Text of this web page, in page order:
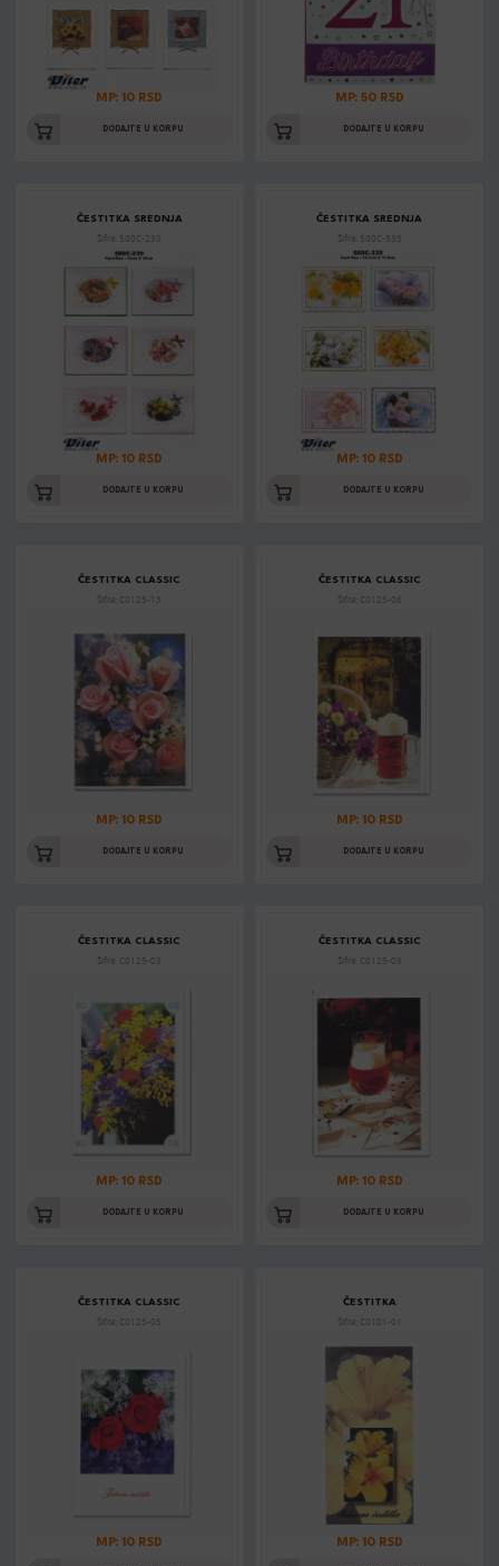
MP: 10 RSD
DODAJTE U KORPU
MP: 50 RSD
DODAJTE U KORPU
ČESTITKA SREDNJA
Šifra: 500C-230
MP: 10 RSD
DODAJTE U KORPU
ČESTITKA SREDNJA
Šifra: 500C-335
MP: 10 RSD
DODAJTE U KORPU
ČESTITKA CLASSIC
Šifra: C0125-13
MP: 10 RSD
DODAJTE U KORPU
ČESTITKA CLASSIC
Šifra: C0125-06
MP: 10 RSD
DODAJTE U KORPU
ČESTITKA CLASSIC
Šifra: C0125-03
MP: 10 RSD
DODAJTE U KORPU
ČESTITKA CLASSIC
Šifra: C0125-09
MP: 10 RSD
DODAJTE U KORPU
ČESTITKA CLASSIC
Šifra: C0125-05
MP: 10 RSD
ČESTITKA
Šifra: C0101-01
MP: 10 RSD